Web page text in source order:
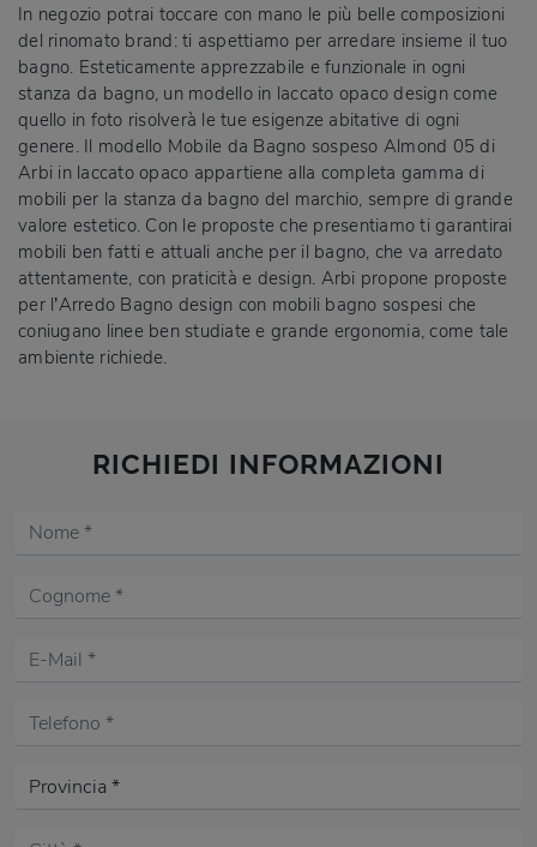
In negozio potrai toccare con mano le più belle composizioni
del rinomato brand: ti aspettiamo per arredare insieme il tuo
bagno. Esteticamente apprezzabile e funzionale in ogni
stanza da bagno, un modello in laccato opaco design come
quello in foto risolverà le tue esigenze abitative di ogni
genere. Il modello Mobile da Bagno sospeso Almond 05 di
Arbi in laccato opaco appartiene alla completa gamma di
mobili per la stanza da bagno del marchio, sempre di grande
valore estetico. Con le proposte che presentiamo ti garantirai
mobili ben fatti e attuali anche per il bagno, che va arredato
attentamente, con praticità e design. Arbi propone proposte
per l’Arredo Bagno design con mobili bagno sospesi che
coniugano linee ben studiate e grande ergonomia, come tale
ambiente richiede.
RICHIEDI INFORMAZIONI